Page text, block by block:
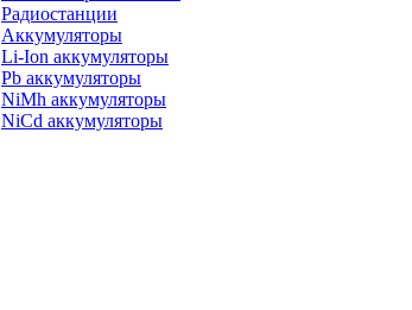
Радиостанции
Аккумуляторы
Li-Ion аккумуляторы
Pb аккумуляторы
NiMh аккумуляторы
NiCd аккумуляторы